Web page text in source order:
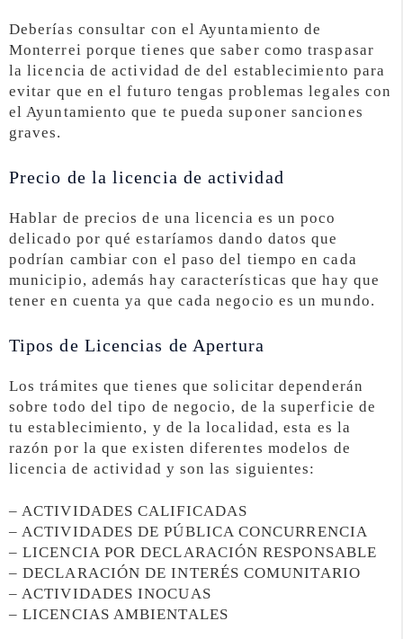
Deberías consultar con el Ayuntamiento de
Monterrei porque tienes que saber como traspasar
la licencia de actividad de del establecimiento para
evitar que en el futuro tengas problemas legales con
el Ayuntamiento que te pueda suponer sanciones
graves.
Precio de la licencia de actividad
Hablar de precios de una licencia es un poco
delicado por qué estaríamos dando datos que
podrían cambiar con el paso del tiempo en cada
municipio, además hay características que hay que
tener en cuenta ya que cada negocio es un mundo.
Tipos de Licencias de Apertura
Los trámites que tienes que solicitar dependerán
sobre todo del tipo de negocio, de la superficie de
tu establecimiento, y de la localidad, esta es la
razón por la que existen diferentes modelos de
licencia de actividad y son las siguientes:
– ACTIVIDADES CALIFICADAS
– ACTIVIDADES DE PÚBLICA CONCURRENCIA
– LICENCIA POR DECLARACIÓN RESPONSABLE
– DECLARACIÓN DE INTERÉS COMUNITARIO
– ACTIVIDADES INOCUAS
– LICENCIAS AMBIENTALES